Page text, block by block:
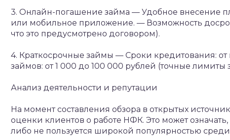
3. Онлайн-погашение займа — Удобное внесение
или мобильное приложение. — Возможность
что это предусмотрено договором).
4. Краткосрочные займы — Сроки кредитования: от
займов: от 1 000 до 100 000 рублей (точные лимиты
Анализ деятельности и репутации
На момент составления обзора в открытых
оценки клиентов о работе НФК. Это может
либо не пользуется широкой популярностью